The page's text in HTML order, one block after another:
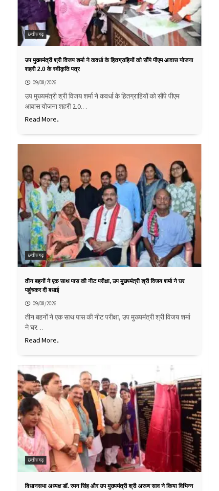
छत्तीसगढ़
उप मुख्यमंत्री श्री विजय शर्मा ने कवर्धा के हितग्राहियों को सौंपे पीएम आवास योजना
शहरी 2.0 के स्वीकृति पत्र
09/08/2026
उप मुख्यमंत्री श्री विजय शर्मा ने कवर्धा के हितग्राहियों को सौंपे पीएम
आवास योजना शहरी 2.0…
Read More..
छत्तीसगढ़
तीन बहनों ने एक साथ पास की नीट परीक्षा, उप मुख्यमंत्री श्री विजय शर्मा ने घर
पहुंचकर दी बधाई
09/08/2026
तीन बहनों ने एक साथ पास की नीट परीक्षा, उप मुख्यमंत्री श्री विजय शर्मा
ने घर…
Read More..
छत्तीसगढ़
विधानसभा अध्यक्ष डॉ. रमन सिंह और उप मुख्यमंत्री श्री अरूण साव ने किया विभिन्न